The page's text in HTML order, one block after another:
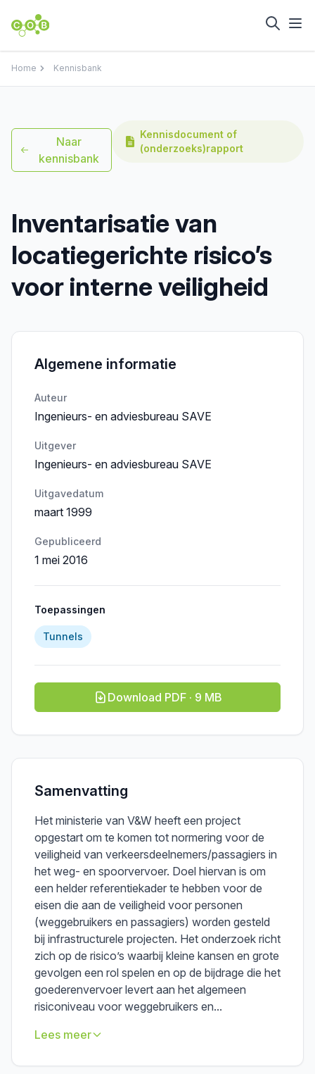
Home Kennisbank
Naar
kennisbank
Kennisdocument of
(onderzoeks)rapport
Inventarisatie van
locatiegerichte risico’s
voor interne veiligheid
Algemene informatie
Auteur
Ingenieurs- en adviesbureau SAVE
Uitgever
Ingenieurs- en adviesbureau SAVE
Uitgavedatum
maart 1999
Gepubliceerd
1 mei 2016
Toepassingen
Tunnels
Download PDF · 9 MB
Samenvatting
Het ministerie van V&W heeft een project
opgestart om te komen tot normering voor de
veiligheid van verkeersdeelnemers/passagiers in
het weg- en spoorvervoer. Doel hiervan is om
een helder referentiekader te hebben voor de
eisen die aan de veiligheid voor personen
(weggebruikers en passagiers) worden gesteld
bij infrastructurele projecten. Het onderzoek richt
zich op de risico’s waarbij kleine kansen en grote
gevolgen een rol spelen en op de bijdrage die het
goederenvervoer levert aan het algemeen
risiconiveau voor weggebruikers en...
Lees meer